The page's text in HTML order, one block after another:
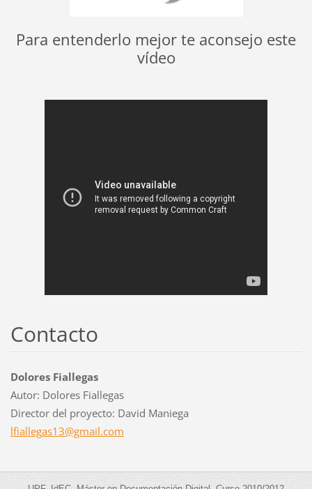
Para entenderlo mejor te aconsejo este
vídeo
Contacto
Dolores Fiallegas
Autor: Dolores Fiallegas
Director del proyecto: David Maniega
lfiallegas13@gmail.com